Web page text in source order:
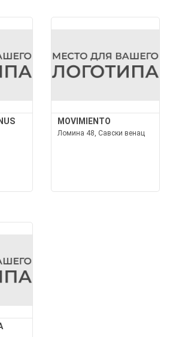
MOVIMIENTO
Ломина 48, Савски венац